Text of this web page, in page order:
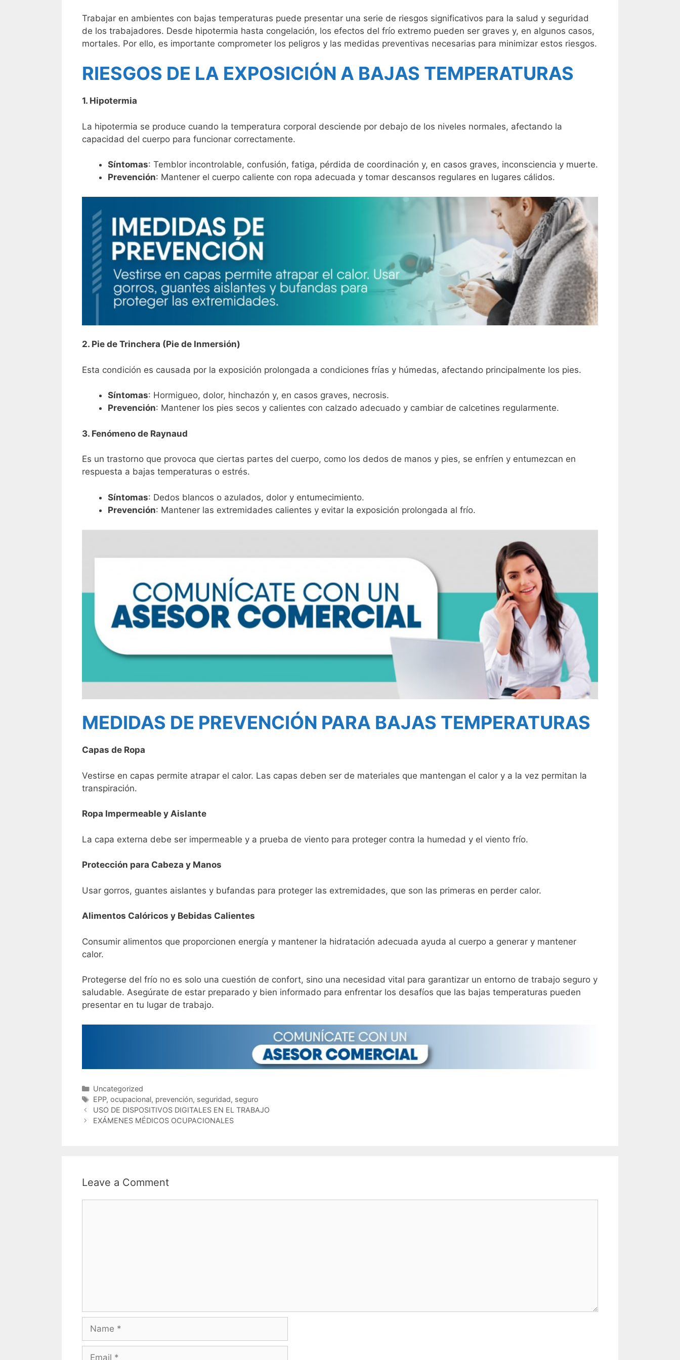
Trabajar en ambientes con bajas temperaturas puede presentar una serie de riesgos significativos para la salud y seguridad
de los trabajadores. Desde hipotermia hasta congelación, los efectos del frío extremo pueden ser graves y, en algunos casos,
mortales. Por ello, es importante comprometer los peligros y las medidas preventivas necesarias para minimizar estos riesgos.
RIESGOS DE LA EXPOSICIÓN A BAJAS TEMPERATURAS
1. Hipotermia
La hipotermia se produce cuando la temperatura corporal desciende por debajo de los niveles normales, afectando la
capacidad del cuerpo para funcionar correctamente.
Síntomas: Temblor incontrolable, confusión, fatiga, pérdida de coordinación y, en casos graves, inconsciencia y muerte.
Prevención: Mantener el cuerpo caliente con ropa adecuada y tomar descansos regulares en lugares cálidos.
2. Pie de Trinchera (Pie de Inmersión)
Esta condición es causada por la exposición prolongada a condiciones frías y húmedas, afectando principalmente los pies.
Síntomas: Hormigueo, dolor, hinchazón y, en casos graves, necrosis.
Prevención: Mantener los pies secos y calientes con calzado adecuado y cambiar de calcetines regularmente.
3. Fenómeno de Raynaud
Es un trastorno que provoca que ciertas partes del cuerpo, como los dedos de manos y pies, se enfríen y entumezcan en
respuesta a bajas temperaturas o estrés.
Síntomas: Dedos blancos o azulados, dolor y entumecimiento.
Prevención: Mantener las extremidades calientes y evitar la exposición prolongada al frío.
MEDIDAS DE PREVENCIÓN PARA BAJAS TEMPERATURAS
Capas de Ropa
Vestirse en capas permite atrapar el calor. Las capas deben ser de materiales que mantengan el calor y a la vez permitan la
transpiración.
Ropa Impermeable y Aislante
La capa externa debe ser impermeable y a prueba de viento para proteger contra la humedad y el viento frío.
Protección para Cabeza y Manos
Usar gorros, guantes aislantes y bufandas para proteger las extremidades, que son las primeras en perder calor.
Alimentos Calóricos y Bebidas Calientes
Consumir alimentos que proporcionen energía y mantener la hidratación adecuada ayuda al cuerpo a generar y mantener
calor.
Protegerse del frío no es solo una cuestión de confort, sino una necesidad vital para garantizar un entorno de trabajo seguro y
saludable. Asegúrate de estar preparado y bien informado para enfrentar los desafíos que las bajas temperaturas pueden
presentar en tu lugar de trabajo.
Uncategorized
EPP, ocupacional, prevención, seguridad, seguro
USO DE DISPOSITIVOS DIGITALES EN EL TRABAJO
EXÁMENES MÉDICOS OCUPACIONALES
Leave a Comment